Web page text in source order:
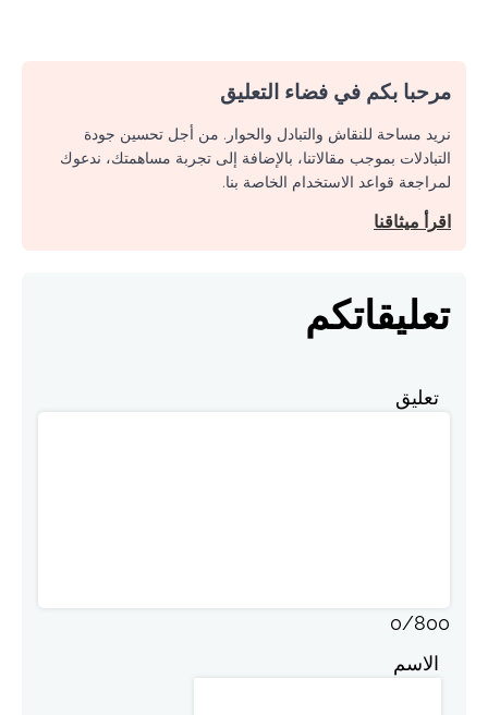
مرحبا بكم في فضاء التعليق
نريد مساحة للنقاش والتبادل والحوار. من أجل تحسين جودة
التبادلات بموجب مقالاتنا، بالإضافة إلى تجربة مساهمتك، ندعوك
لمراجعة قواعد الاستخدام الخاصة بنا.
اقرأ ميثاقنا
تعليقاتكم
تعليق
0/800
الاسم